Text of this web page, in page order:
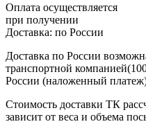
Оплата осуществляется
при получении
Доставка: по России
Доставка по России
транспортной
России (наложенный
Стоимость доставки ТК
зависит от веса и объема